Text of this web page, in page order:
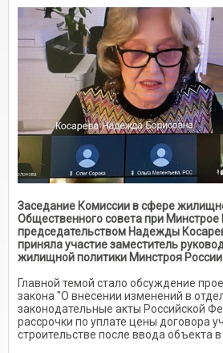
Заседание Комиссии в сфере
Общественного совета при
председательством Надежды
приняла участие заместитель
жилищной политики Минстроя
Главной темой стало обсуждение
закона "О внесении изменений в
законодательные акты Российской
рассрочки по уплате цены договора
строительстве после ввода объекта